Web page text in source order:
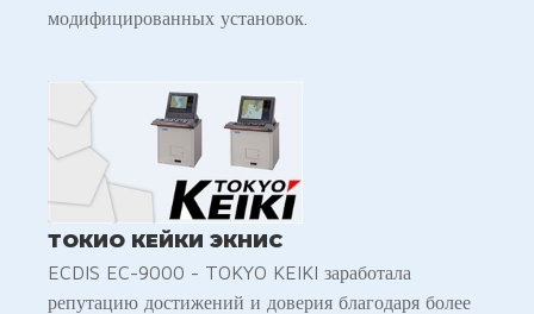
модифицированных установок.
ТОКИО КЕЙКИ ЭКНИС
ECDIS EC-9000 - TOKYO KEIKI заработала
репутацию достижений и доверия благодаря более